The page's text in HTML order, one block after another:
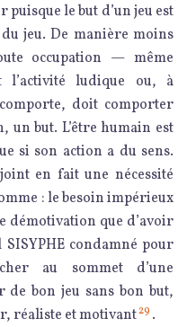
puisque le but d’un jeu est
jeu. De manière moins
occupation — même
l’activité ludique ou, à
doit comporter
but. L’être humain est
si son action a du sens.
en fait une nécessité
: le besoin impérieux
démotivation que d’avoir
condamné pour
au sommet d’une
bon jeu sans bon but,
réaliste et motivant29 .